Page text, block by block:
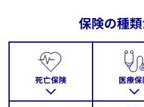
保険の種
死亡保険 医療